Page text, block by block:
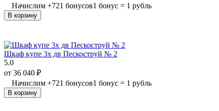
Начислим +721 бонусов1 бонус = 1 рубль
В корзину
Шкаф купе 3х дв Пескоструй № 2
5.0
от 36 040 ₽
Начислим +721 бонусов1 бонус = 1 рубль
В корзину